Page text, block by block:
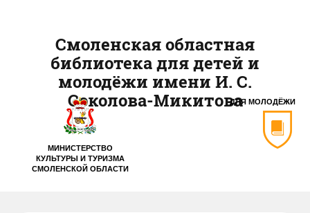
МИНИСТЕРСТВО
КУЛЬТУРЫ И ТУРИЗМА
СМОЛЕНСКОЙ ОБЛАСТИ
ДЛЯ МОЛОДЁЖИ
Смоленская областная
библиотека для детей и
молодёжи имени И. С.
Соколова-Микитова